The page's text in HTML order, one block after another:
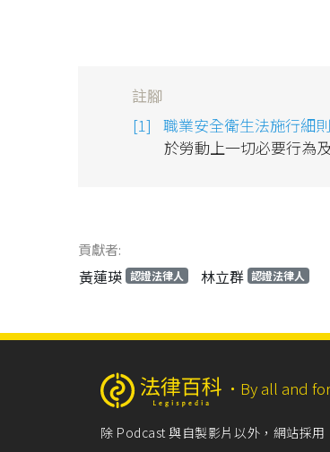
註腳
職業安全衛生法施行細
於勞動上一切必要行為
貢獻者:
黃蓮瑛 認證法律人 林立群 認證法律人
‧ By all and
除 Podcast 與自製影片以外，網站採用